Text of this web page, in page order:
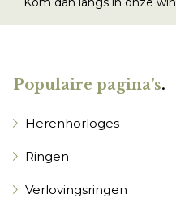
Populaire pagina’s.
Herenhorloges
Ringen
Verlovingsringen